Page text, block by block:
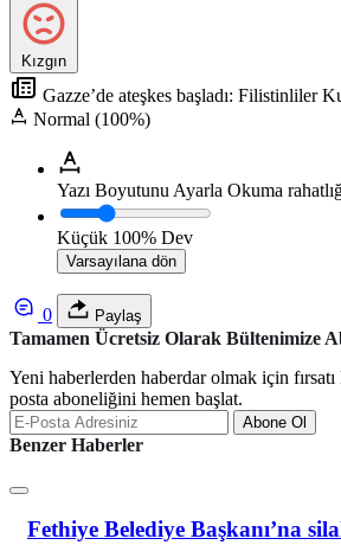
Kızgın
Gazze’de ateşkes başladı: Filistinliler
Normal (100%)
Yazı Boyutunu Ayarla Okuma
Küçük 100% Dev
Varsayılana dön
0 Paylaş
Tamamen Ücretsiz Olarak Bültenimize
Yeni haberlerden haberdar olmak için fırsatı
posta aboneliğini hemen başlat.
Abone Ol
Benzer Haberler
Fethiye Belediye Başkanı’na